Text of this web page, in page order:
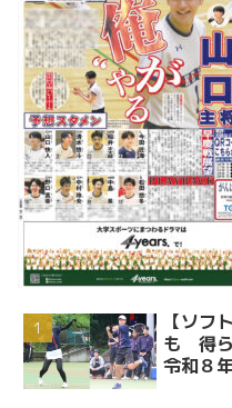
【ソフ
も 得ら
令和８